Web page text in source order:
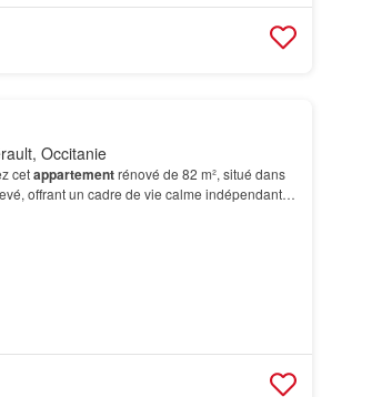
Occitanie
cetappartementrénové de 82 m², situé dans
offrant un cadre de vie calme indépendante,
dont une av…